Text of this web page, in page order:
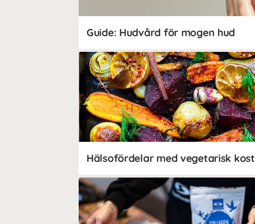
Guide: Hudvård för mogen hud
Hälsofördelar med vegetarisk kost